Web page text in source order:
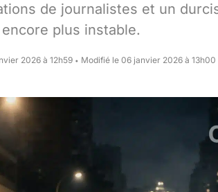
de journalistes et un
plus instable.
2026 à 12h59 • Modifié le 06 janvier 2026 à 13h00